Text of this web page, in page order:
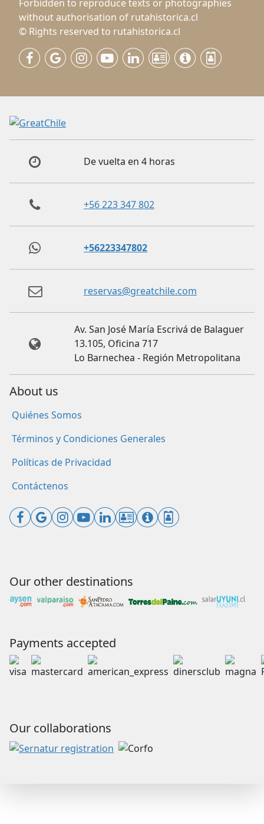
Forbidden to reproduce texts or photographies
without authorisation of rutahistorica.cl
© Rights reserved to rutahistorica.cl
De vuelta en 4 horas
+56 223 347 802
+56223347802
reservas@greatchile.com
Av. San José María Escrivá de Balaguer
13.105, Oficina 717
Lo Barnechea - Región Metropolitana
About us
Quiénes Somos
Términos y Condiciones Generales
Políticas de Privacidad
Contáctenos
Our other destinations
Payments accepted
Our collaborations